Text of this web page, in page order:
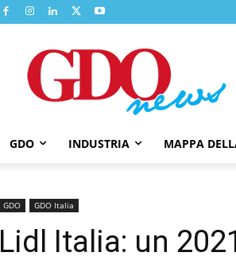
GDO INDUSTRIA MAPPA
GDO GDO Italia
Lidl Italia: un